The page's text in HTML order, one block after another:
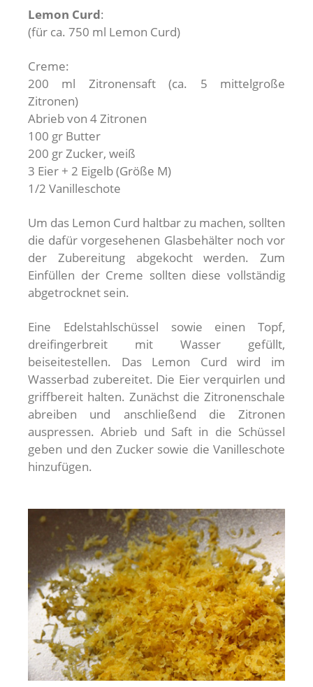
Lemon Curd:
(für ca. 750 ml Lemon Curd)
Creme:
200 ml Zitronensaft (ca. 5 mittelgroße
Zitronen)
Abrieb von 4 Zitronen
100 gr Butter
200 gr Zucker, weiß
3 Eier + 2 Eigelb (Größe M)
1/2 Vanilleschote
Um das Lemon Curd haltbar zu machen, sollten
die dafür vorgesehenen Glasbehälter noch vor
der Zubereitung abgekocht werden. Zum
Einfüllen der Creme sollten diese vollständig
abgetrocknet sein.
Eine Edelstahlschüssel sowie einen Topf,
dreifingerbreit mit Wasser gefüllt,
beiseitestellen. Das Lemon Curd wird im
Wasserbad zubereitet. Die Eier verquirlen und
griffbereit halten. Zunächst die Zitronenschale
abreiben und anschließend die Zitronen
auspressen. Abrieb und Saft in die Schüssel
geben und den Zucker sowie die Vanilleschote
hinzufügen.